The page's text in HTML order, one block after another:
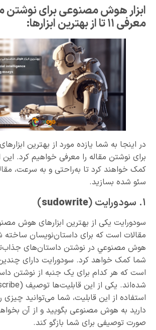
ابزار هوش مصنوعی برای نوشتن
معرفی ١١ تا از بهترین ابزارها:
در اینجا به شما یازده مورد از بهترین
برای نوشتن مقاله را معرفی خواهیم کرد. این
کمک خواهند کرد تا به‌راحتی و به سرعت،
سئو‌ شده بسازید.
١. سودورایت ( sudowrite
)
سودورایت یکی از بهترین ابزارهای هوش
مقالات است که برای داستان‌نویسان
هوش مصنوعي در نوشتن داستان‌های جذاب‌تر
شما کمک خواهد کرد. سودورایت دارای
است که هر کدام برای یک جنبه از نوشتن
استفاده از این قابلیت، شما می‌توانید
دارید به هوش مصنوعی بگویید و از آن
صورت توصیفی برای شما بازگو کند.